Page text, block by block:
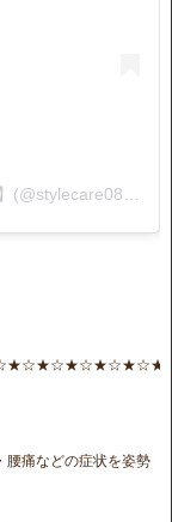
腰痛などの症状を姿勢